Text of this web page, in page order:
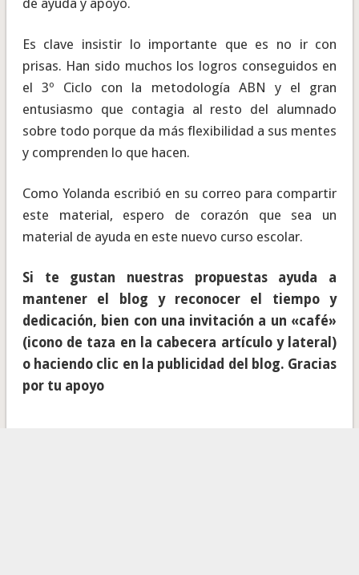
de ayuda y apoyo.
Es clave insistir lo importante que es no ir con
prisas. Han sido muchos los logros conseguidos en
el 3º Ciclo con la metodología ABN y el gran
entusiasmo que contagia al resto del alumnado
sobre todo porque da más flexibilidad a sus mentes
y comprenden lo que hacen.
Como Yolanda escribió en su correo para compartir
este material, espero de corazón que sea un
material de ayuda en este nuevo curso escolar.
Si te gustan nuestras propuestas ayuda a
mantener el blog y reconocer el tiempo y
dedicación, bien con una invitación a un «café»
(icono de taza en la cabecera artículo y lateral)
o haciendo clic en la publicidad del blog. Gracias
por tu apoyo